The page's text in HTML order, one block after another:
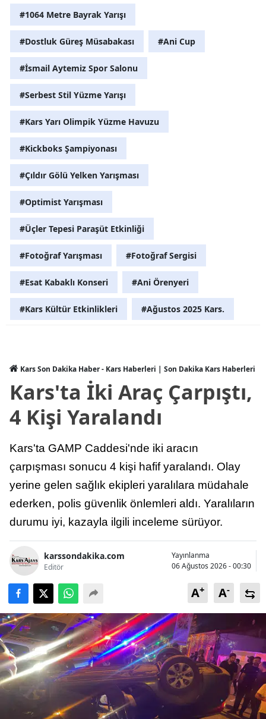
Zonguldak
Iğdır
Karabük
Osmaniye
Düzce
#1064 Metre Bayrak Yarışı
#Dostluk Güreş Müsabakası #Ani Cup
#İsmail Aytemiz Spor Salonu
#Serbest Stil Yüzme Yarışı
#Kars Yarı Olimpik Yüzme Havuzu
#Kickboks Şampiyonası
#Çıldır Gölü Yelken Yarışması
#Optimist Yarışması
#Üçler Tepesi Paraşüt Etkinliği
#Fotoğraf Yarışması #Fotoğraf Sergisi
#Esat Kabaklı Konseri #Ani Örenyeri
#Kars Kültür Etkinlikleri #Ağustos 2025 Kars.
Kars Son Dakika Haber - Kars Haberleri | Son Dakika Kars Haberleri
Kars'ta İki Araç Çarpıştı,
4 Kişi Yaralandı
Kars'ta GAMP Caddesi'nde iki aracın
çarpışması sonucu 4 kişi hafif yaralandı. Olay
yerine gelen sağlık ekipleri yaralılara müdahale
ederken, polis güvenlik önlemleri aldı. Yaralıların
durumu iyi, kazayla ilgili inceleme sürüyor.
karssondakika.com
Editör
Yayınlanma
06 Ağustos 2026 - 00:30
A+ A-